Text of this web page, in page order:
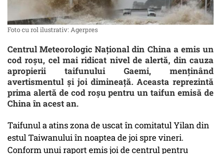
Foto cu rol ilustrativ: Agerpres
Centrul Meteorologic Național din China a emis un
cod roșu, cel mai ridicat nivel de alertă, din cauza
apropierii taifunului Gaemi, menținând
avertismentul și joi dimineață. Aceasta reprezintă
prima alertă de cod roșu pentru un taifun emisă de
China în acest an.
Taifunul a atins zona de uscat în comitatul Yilan din
estul Taiwanului în noaptea de joi spre vineri.
Conform unui raport emis joi de centrul pentru